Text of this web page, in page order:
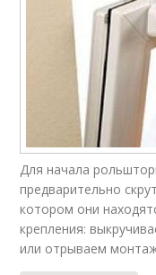
Для начала
предварительно
котором они
крепления:
или отрываем